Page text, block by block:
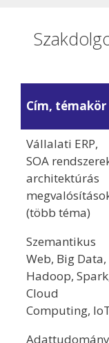
Cím, témakör
Vállalati ERP,
SOA
architektúrás
(több téma)
Szemantikus
Web, Big Data,
Hadoop,
Cloud
Computing,